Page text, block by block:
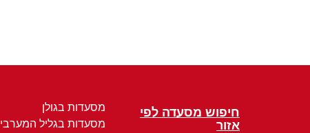
חיפוש מסעדה לפי
אזור
מסעדות בגולן
מסעדות בגליל המערבי